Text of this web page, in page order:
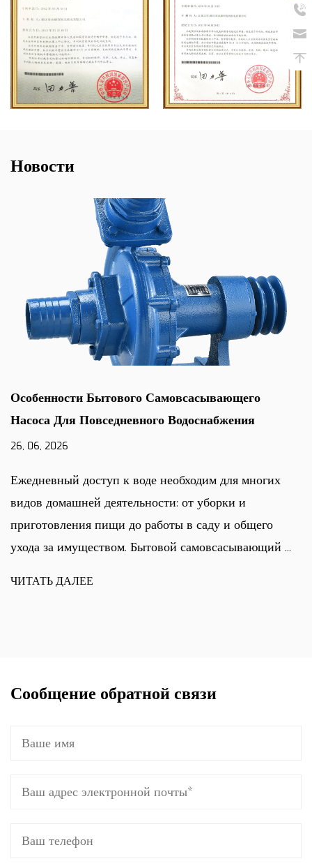
Новости
Особенности Бытового Самовсасывающего
Насоса Для Повседневного Водоснабжения
26, 06, 2026
Ежедневный доступ к воде необходим для многих
видов домашней деятельности: от уборки и
приготовления пищи до работы в саду и общего
ухода за имуществом. Бытовой самовсасывающий ...
ЧИТАТЬ ДАЛЕЕ
Сообщение обратной связи